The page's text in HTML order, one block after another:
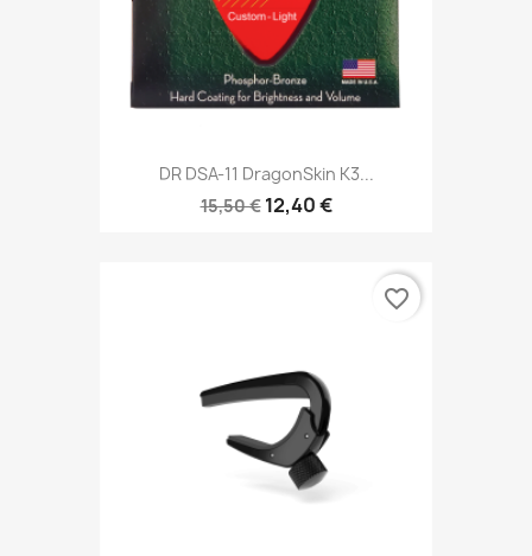
DR DSA-11 DragonSkin K3...
15,50 € 12,40 €
favorite_border